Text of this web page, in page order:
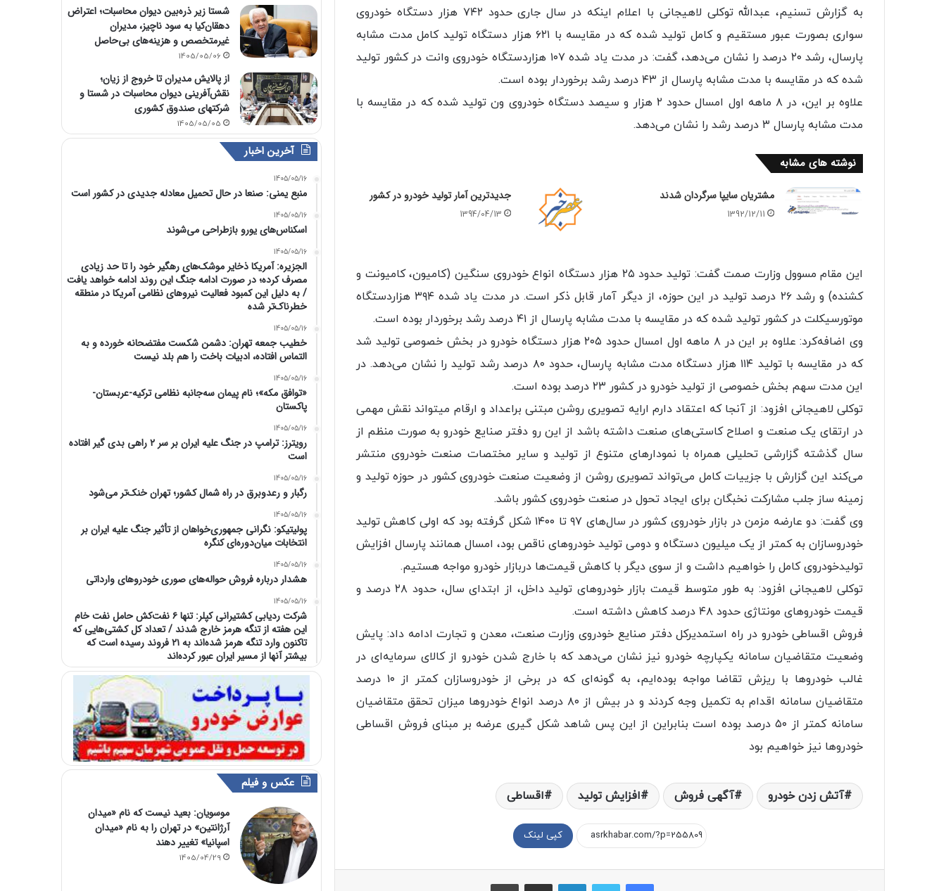
به گزارش تسنیم، عبدالله توکلی لاهیجانی با اعلام اینکه در سال جاری حدود ۷۴۲ هزار دستگاه خودروی
سواری بصورت عبور مستقیم و کامل تولید شده که در مقایسه با ۶۲۱ هزار دستگاه تولید کامل مدت مشابه
پارسال، رشد ۲۰ درصد را نشان می‌دهد، گفت: در مدت یاد شده ۱۰۷ هزاردستگاه خودروی وانت در کشور تولید
شده که در مقایسه با مدت مشابه پارسال از ۴۳ درصد رشد برخوردار بوده است.
علاوه بر این، در ۸ ماهه اول امسال حدود ۲ هزار و سیصد دستگاه خودروی ون تولید شده که در مقایسه با
مدت مشابه پارسال ۳ درصد رشد را نشان می‌دهد.
نوشته های مشابه
مشتریان سایپا سرگردان شدند
1392/12/11
جدیدترین آمار تولید خودرو در کشور
1394/04/13
این مقام مسوول وزارت صمت گفت: تولید حدود ۲۵ هزار دستگاه انواع خودروی سنگین (کامیون، کامیونت و
کشنده) و رشد ۲۶ درصد تولید در این حوزه، از دیگر آمار قابل ذکر است. در مدت یاد شده ۳۹۴ هزاردستگاه
موتورسیکلت در کشور تولید شده که در مقایسه با مدت مشابه پارسال از ۴۱ درصد رشد برخوردار بوده است.
وی اضافه‌کرد: علاوه بر این در ۸ ماهه اول امسال حدود ۲۰۵ هزار دستگاه خودرو در بخش خصوصی تولید شد
که در مقایسه با تولید ۱۱۴ هزار دستگاه مدت مشابه پارسال، حدود ۸۰ درصد رشد تولید را نشان می‌دهد. در
این مدت سهم بخش خصوصی از تولید خودرو در کشور ۲۳ درصد بوده است.
توکلی لاهیجانی افزود: از آنجا که اعتقاد دارم ارایه تصویری روشن مبتنی براعداد و ارقام میتواند نقش مهمی
در ارتقای یک صنعت و اصلاح کاستی‌های صنعت داشته باشد از این رو دفتر صنایع خودرو به صورت منظم از
سال گذشته گزارشی تحلیلی همراه با نمودار‌های متنوع از تولید و سایر مختصات صنعت خودروی منتشر
می‌کند این گزارش با جزییات کامل می‌تواند تصویری روشن از وضعیت صنعت خودروی کشور در حوزه تولید و
زمینه ساز جلب مشارکت نخبگان برای ایجاد تحول در صنعت خودروی کشور باشد.
وی گفت: دو عارضه مزمن در بازار خودروی کشور در سال‌های ۹۷ تا ۱۴۰۰ شکل گرفته بود که اولی کاهش تولید
خودروسازان به کمتر از یک میلیون دستگاه و دومی تولید خودرو‌های ناقص بود، امسال همانند پارسال افزایش
تولیدخودروی کامل را خواهیم داشت و از سوی دیگر با کاهش قیمت‌ها دربازار خودرو مواجه هستیم.
توکلی لاهیجانی افزود: به طور متوسط قیمت بازار خودرو‌های تولید داخل، از ابتدای سال، حدود ۲۸ درصد و
قیمت خودرو‌های مونتاژی حدود ۴۸ درصد کاهش داشته است.
فروش اقساطی خودرو در راه استمدیرکل دفتر صنایع خودروی وزارت صنعت، معدن و تجارت ادامه داد: پایش
وضعیت متقاضیان سامانه یکپارچه خودرو نیز نشان می‌دهد که با خارج شدن خودرو از کالای سرمایه‌ای در
غالب خودرو‌ها با ریزش تقاضا مواجه بوده‌ایم، به گونه‌ای که در برخی از خودروسازان کمتر از ۱۰ درصد
متقاضیان سامانه اقدام به تکمیل وجه کردند و در بیش از ۸۰ درصد انواع خودرو‌ها میزان تحقق متقاضیان
سامانه کمتر از ۵۰ درصد بوده است بنابراین از این پس شاهد شکل گیری عرضه بر مبنای فروش اقساطی
خودرو‌ها نیز خواهیم بود
آتش زدن خودرو آگهی فروش افزایش تولید اقساطی
کپی لینک
فیسبوک لینکداین
شستا زیر ذره‌بین دیوان محاسبات؛ اعتراض
دهقان‌کیا به سود ناچیز، مدیران
غیرمتخصص و هزینه‌های بی‌حاصل
1405/05/06
از پالایش مدیران تا خروج از زیان؛
نقش‌آفرینی دیوان محاسبات در شستا و
شرکتهای صندوق کشوری
1405/05/05
آخرین اخبار
1405/05/16
منبع یمنی: صنعا در حال تحمیل معادله جدیدی در کشور است
1405/05/16
اسکناس‌های یورو بازطراحی می‌شوند
1405/05/16
الجزیره: آمریکا ذخایر موشک‌های رهگیر خود را تا حد زیادی
مصرف کرده؛ در صورت ادامه جنگ این روند ادامه خواهد یافت
/ به دلیل این کمبود فعالیت نیرو‌های نظامی آمریکا در منطقه
خطرناک‌تر شده
1405/05/16
خطیب جمعه تهران: دشمن شکست مفتضحانه خورده و به
التماس افتاده، ادبیات باخت را هم بلد نیست
1405/05/16
«توافق مکه»؛ نام پیمان سه‌جانبه نظامی ترکیه-عربستان-
پاکستان
1405/05/16
رویترز: ترامپ در جنگ علیه ایران بر سر ۲ راهی بدی گیر افتاده
است
1405/05/16
رگبار و رعدوبرق در راه شمال کشور؛ تهران خنک‌تر می‌شود
1405/05/16
پولیتیکو: نگرانی جمهوری‌خواهان از تأثیر جنگ علیه ایران بر
انتخابات میان‌دوره‌ای کنگره
1405/05/16
هشدار درباره فروش حواله‌های صوری خودروهای وارداتی
1405/05/16
شرکت ردیابی کشتیرانی کپلر: تنها ۶ نفت‌کش حامل نفت خام
این هفته از تنگه هرمز خارج شدند / تعداد کل کشتی‌هایی که
تاکنون وارد تنگه هرمز شده‌اند به ۲۱ فروند رسیده است که
بیشتر آنها از مسیر ایران عبور کرده‌اند
عکس و فیلم
موسویان: بعید نیست که نام «میدان
آرژانتین» در تهران را به نام «میدان
اسپانیا» تغییر دهند
1405/04/29